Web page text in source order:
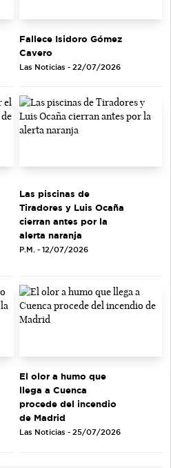
Fallece Isidoro Gómez
Cavero
Las Noticias - 22/07/2026
Las piscinas de
Tiradores y Luis Ocaña
cierran antes por la
alerta naranja
P.M. - 12/07/2026
El olor a humo que
llega a Cuenca
procede del incendio
de Madrid
Las Noticias - 25/07/2026